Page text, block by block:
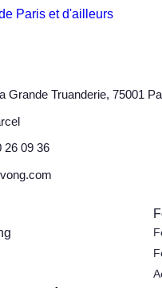
Grande Truanderie, 75001
26 09 36